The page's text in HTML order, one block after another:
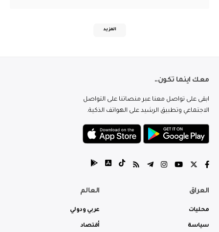
المزيد
معك اينما تكون..
ابقى على تواصل معنا عبر منصاتنا على التواصل
الاجتماعي وتطبيق الرشيد على الهواتف الذكية.
العراق
محليات
سياسة
العالم
عربي ودولي
أقتصاد